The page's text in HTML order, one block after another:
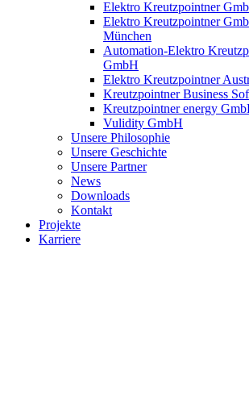
Elektro Kreutzpointner
Elektro Kreutzpointner
München
Automation-Elektro
GmbH
Elektro Kreutzpointner
Kreutzpointner Business
Kreutzpointner energy
Vulidity GmbH
Unsere Philosophie
Unsere Geschichte
Unsere Partner
News
Downloads
Kontakt
Projekte
Karriere